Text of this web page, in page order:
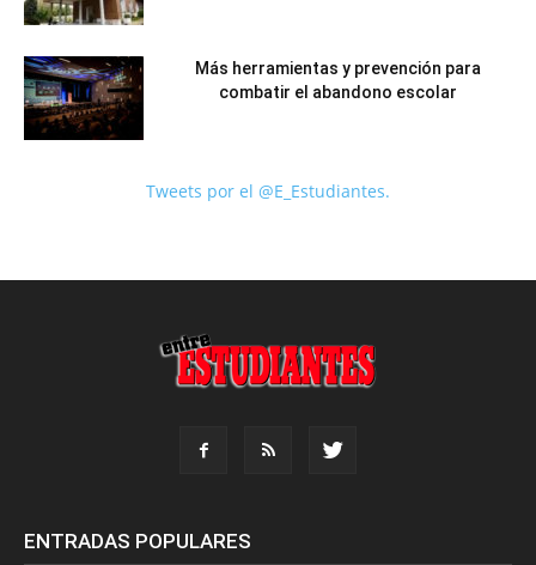
Más herramientas y prevención para
combatir el abandono escolar
Tweets por el @E_Estudiantes.
ENTRADAS POPULARES